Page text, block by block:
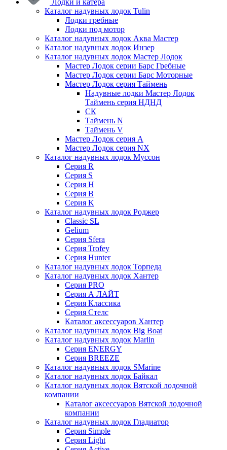
Лодки и катера
Каталог надувных лодок Tulin
Лодки гребные
Лодки под мотор
Каталог надувных лодок Аква Мастер
Каталог надувных лодок Инзер
Каталог надувных лодок Мастер Лодок
Мастер Лодок серии Барс Гребные
Мастер Лодок серии Барс Моторные
Мастер Лодок серия Таймень
Надувные лодки Мастер Лодок
Таймень серия НДНД
СК
Таймень N
Таймень V
Мастер Лодок серия А
Мастер Лодок серия NX
Каталог надувных лодок Муссон
Серия R
Серия S
Серия H
Серия B
Серия K
Каталог надувных лодок Роджер
Classic SL
Gelium
Серия Sfera
Серия Trofey
Серия Hunter
Каталог надувных лодок Торпеда
Каталог надувных лодок Хантер
Серия PRO
Серия А ЛАЙТ
Серия Классика
Серия Стелс
Каталог аксессуаров Хантер
Каталог надувных лодок Big Boat
Каталог надувных лодок Marlin
Серия ENERGY
Серия BREEZE
Каталог надувных лодок SMarine
Каталог надувных лодок Байкал
Каталог надувных лодок Вятской лодочной
компании
Каталог аксессуаров Вятской лодочной
компании
Каталог надувных лодок Гладиатор
Серия Simple
Серия Light